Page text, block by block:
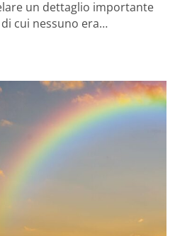
un dettaglio importante
cui nessuno era…